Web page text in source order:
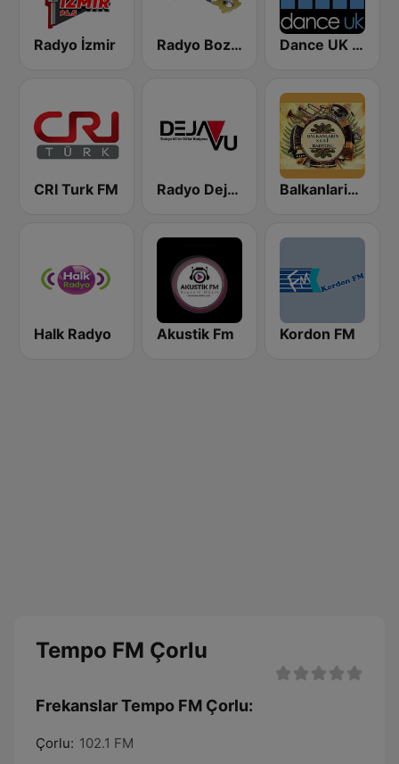
Radyo İzmir Radyo Bozcaada Dance UK Radio
CRI Turk FM Radyo Dejavu Balkanlarin Sesi Radyosu
Halk Radyo Akustik Fm Kordon FM
Tempo FM Çorlu
Frekanslar Tempo FM Çorlu:
Çorlu: 102.1 FM